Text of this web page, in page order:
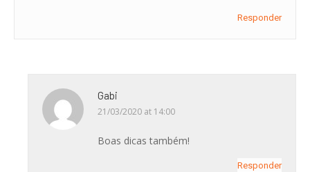
Responder
Gabi
21/03/2020 at 14:00
Boas dicas também!
Responder